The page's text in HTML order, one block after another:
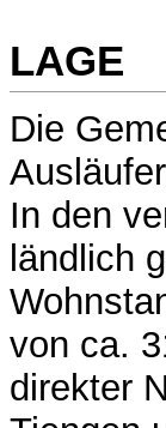
LAGE
Die
In den
ländlich
von ca.
direkter